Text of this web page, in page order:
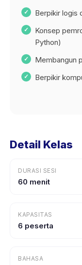
Berpikir logis
Konsep
Python)
Membangun
Berpikir
Detail Kelas
DURASI SESI
60 menit
KAPASITAS
6 peserta
BAHASA